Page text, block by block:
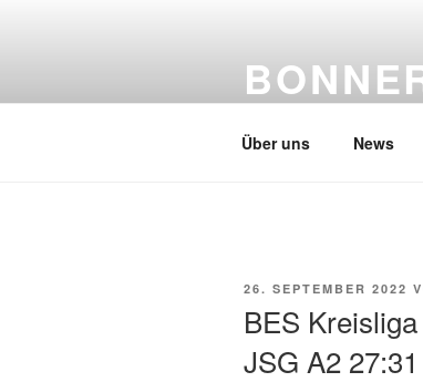
Über uns News
VERÖFFENTLICHT
26. SEPTEMBER 2022
BES
JSG A2